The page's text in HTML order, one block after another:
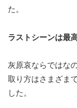
た。
ラストシーンは最
灰原哀ならではな
取り方はさまざま
した。